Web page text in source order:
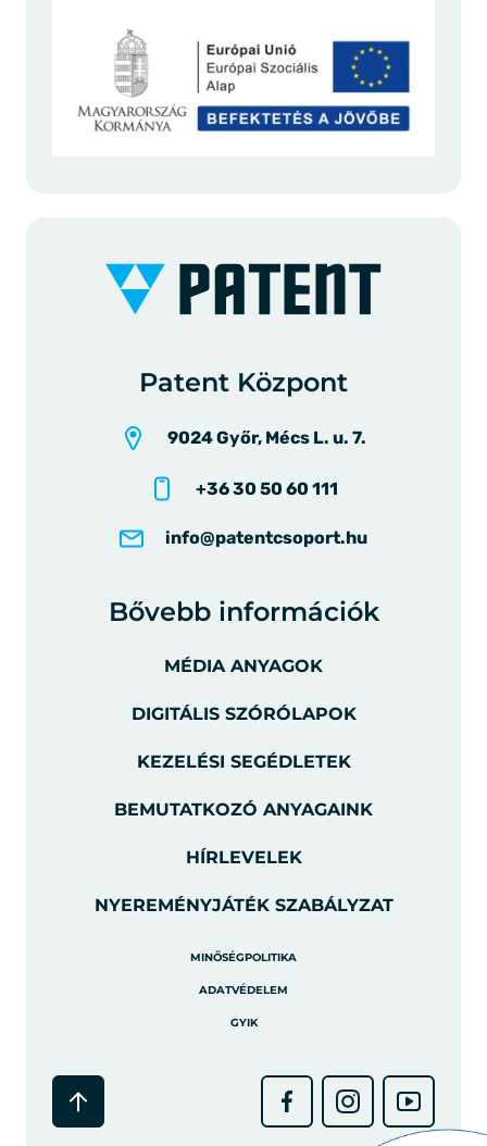
Patent Központ
9024 Győr, Mécs L. u. 7.
+36 30 50 60 111
info@patentcsoport.hu
Bővebb információk
MÉDIA ANYAGOK
DIGITÁLIS SZÓRÓLAPOK
KEZELÉSI SEGÉDLETEK
BEMUTATKOZÓ ANYAGAINK
HÍRLEVELEK
NYEREMÉNYJÁTÉK SZABÁLYZAT
MINŐSÉGPOLITIKA
ADATVÉDELEM
GYIK